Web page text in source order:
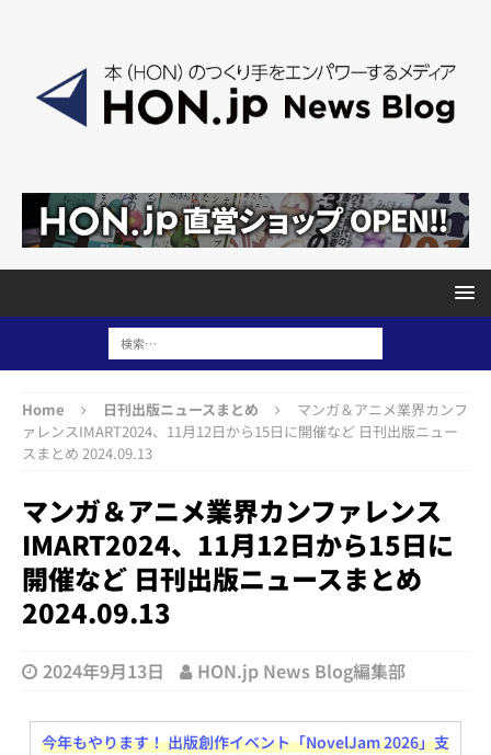
Home 日刊出版ニュースまとめ
マンガ＆アニメ業界カンフ
ァレンスIMART2024、11月12日から15日に開催など 日刊出版ニュー
スまとめ 2024.09.13
マンガ＆アニメ業界カンファレンス
IMART2024、11月12日から15日に
開催など 日刊出版ニュースまとめ
2024.09.13
2024年9月13日 HON.jp News Blog編集部
今年もやります！ 出版創作イベント「NovelJam 2026」支